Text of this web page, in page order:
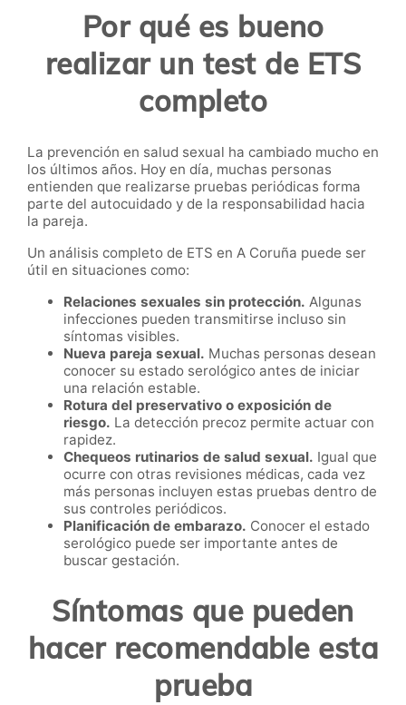
Por qué es bueno
realizar un test de ETS
completo
La prevención en salud sexual ha cambiado mucho en
los últimos años. Hoy en día, muchas personas
entienden que realizarse pruebas periódicas forma
parte del autocuidado y de la responsabilidad hacia
la pareja.
Un análisis completo de ETS en A Coruña puede ser
útil en situaciones como:
Relaciones sexuales sin protección. Algunas
infecciones pueden transmitirse incluso sin
síntomas visibles.
Nueva pareja sexual. Muchas personas desean
conocer su estado serológico antes de iniciar
una relación estable.
Rotura del preservativo o exposición de
riesgo. La detección precoz permite actuar con
rapidez.
Chequeos rutinarios de salud sexual. Igual que
ocurre con otras revisiones médicas, cada vez
más personas incluyen estas pruebas dentro de
sus controles periódicos.
Planificación de embarazo. Conocer el estado
serológico puede ser importante antes de
buscar gestación.
Síntomas que pueden
hacer recomendable esta
prueba